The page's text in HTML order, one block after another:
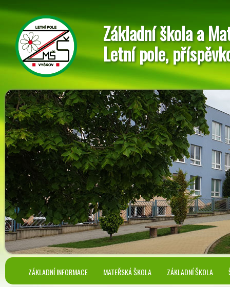
Základní škola a
Letní pole,
ZÁKLADNÍ INFORMACE MATEŘSKÁ ŠKOLA ZÁKLADNÍ ŠKOLA